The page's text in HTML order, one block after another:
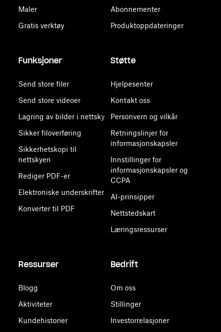
Maler
Gratis verktøy
Abonnementer
Produktoppdateringer
Funksjoner
Send store filer
Send store videoer
Lagring av bilder i nettsky
Sikker filoverføring
Sikkerhetskopi til
nettskyen
Rediger PDF-er
Elektroniske underskrifter
Konverter til PDF
Støtte
Hjelpesenter
Kontakt oss
Personvern og vilkår
Retningslinjer for
informasjonskapsler
Innstillinger for
informasjonskapsler og
CCPA
AI-prinsipper
Nettstedskart
Læringsressurser
Ressurser
Blogg
Aktiviteter
Kundehistorier
Bedrift
Om oss
Stillinger
Investorrelasjoner